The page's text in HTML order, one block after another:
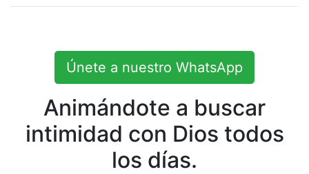
Únete a nuestro WhatsApp
Animándote a buscar
intimidad con Dios todos
los días.